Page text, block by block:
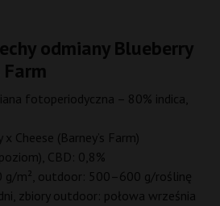
odmiany Blueberry
fotoperiodyczna – 80% indica,
Cheese (Barney’s Farm)
CBD: 0,8%
g/m², outdoor: 500–600 g/roślinę
zbiory outdoor: połowa września